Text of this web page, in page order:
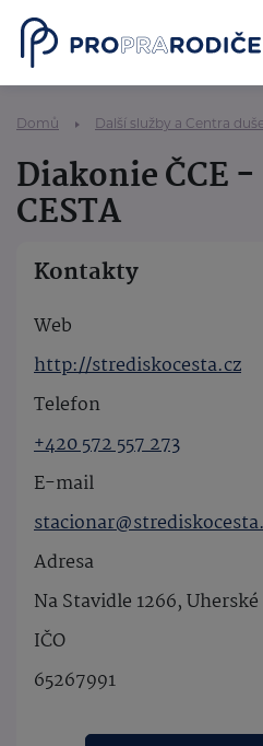
Domů Další služby a Centra
Diakonie ČCE
CESTA
Kontakty
Web
http://strediskocesta.cz
Telefon
+420 572 557 273
E-mail
Adresa
Na Stavidle 1266,
IČO
65267991